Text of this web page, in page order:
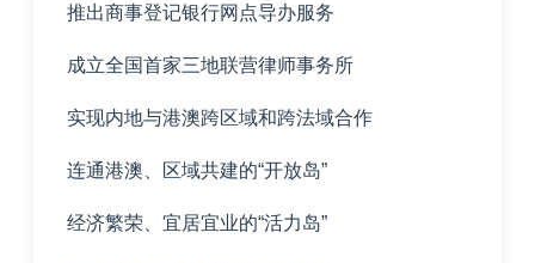
推出商事登记银行网点导办服务
成立全国首家三地联营律师事务所
实现内地与港澳跨区域和跨法域合作
连通港澳、区域共建的“开放岛”
经济繁荣、宜居宜业的“活力岛”